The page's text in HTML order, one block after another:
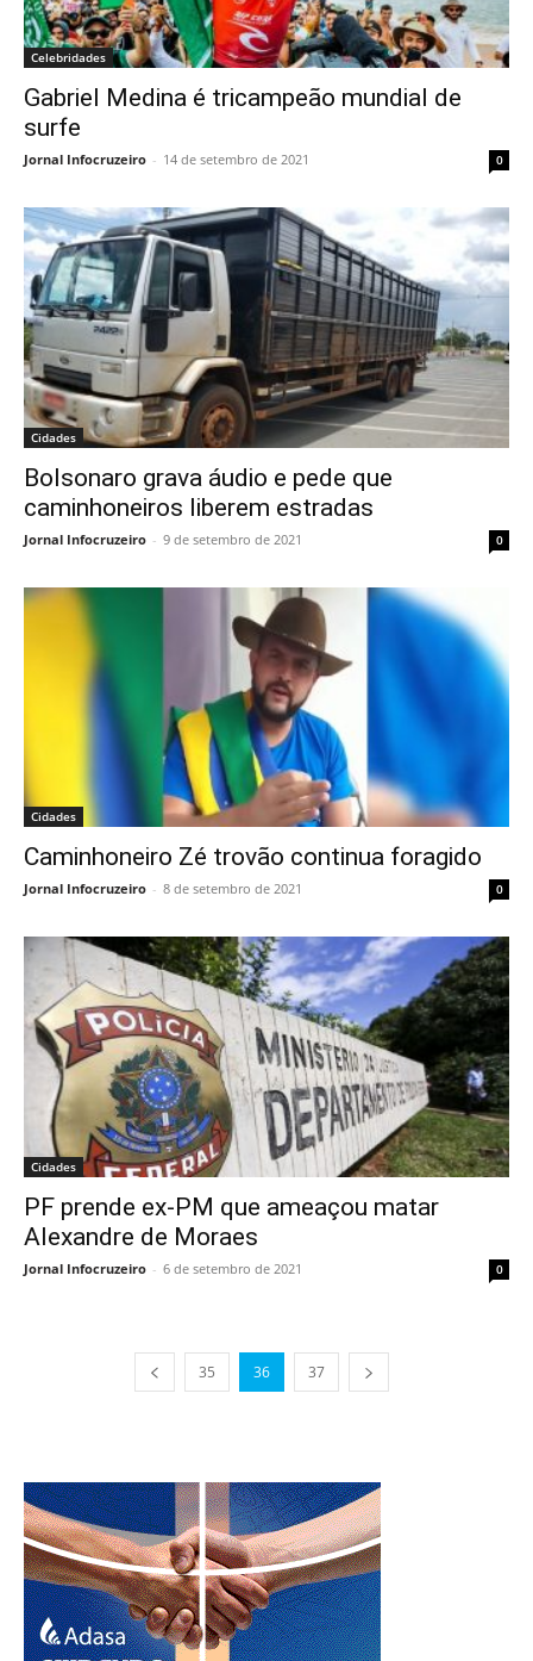
Celebridades
Gabriel Medina é tricampeão mundial de
surfe
Jornal Infocruzeiro - 14 de setembro de 2021 0
Cidades
Bolsonaro grava áudio e pede que
caminhoneiros liberem estradas
Jornal Infocruzeiro - 9 de setembro de 2021 0
Cidades
Caminhoneiro Zé trovão continua foragido
Jornal Infocruzeiro - 8 de setembro de 2021 0
Cidades
PF prende ex-PM que ameaçou matar
Alexandre de Moraes
Jornal Infocruzeiro - 6 de setembro de 2021 0
35 36 37